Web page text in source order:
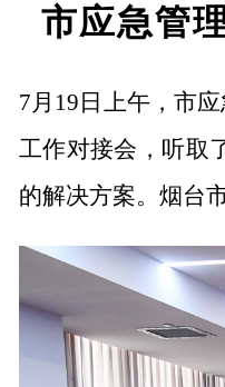
市应急管
7月19日上午，市
工作对接会，听取
的解决方案。烟台